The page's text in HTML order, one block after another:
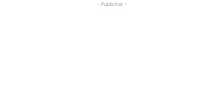
- Publicitat -